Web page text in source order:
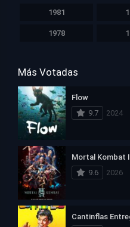
1981
1978
Más Votadas
Flow
9.7
2024
Mortal Kombat
9.6
2026
Cantinflas